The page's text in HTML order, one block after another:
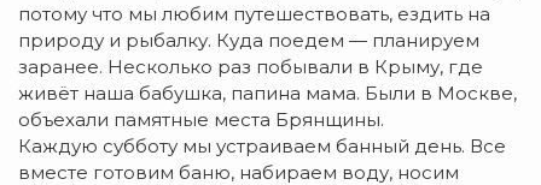
потому что мы любим путешествовать, ездить на
природу и рыбалку. Куда поедем — планируем
заранее. Несколько раз побывали в Крыму, где
живёт наша бабушка, папина мама. Были в Москве,
объехали памятные места Брянщины.
Каждую субботу мы устраиваем банный день. Все
вместе готовим баню, набираем воду, носим